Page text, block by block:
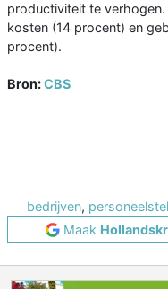
productiviteit te
kosten (14 procent) en
procent).
Bron:CBS
bedrijven,
Maak